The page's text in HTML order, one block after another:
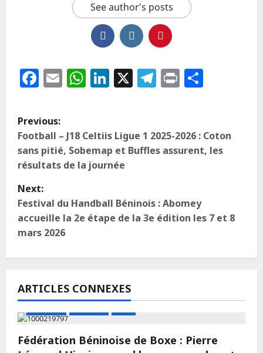
See author's posts
Facebook
EmailWhatsApp
LinkedIn
X Telegram
Print
Previous:
Football – J18 Celtiis Ligue 1 2025-2026 : Coton
sans pitié, Sobemap et Buffles assurent, les
résultats de la journée
Next:
Festival du Handball Béninois : Abomey
accueille la 2e étape de la 3e édition les 7 et 8
mars 2026
ARTICLES CONNEXES
Fédération Béninoise de Boxe : Pierre